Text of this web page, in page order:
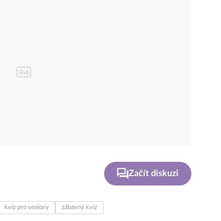
Začít diskuzi
kvíz pro seniory zábavný kvíz